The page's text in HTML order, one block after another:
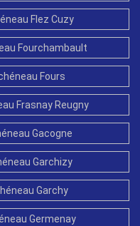
Flez Cuzy
Fourchambault
Fours
Frasnay Reugny
Gacogne
Garchizy
Garchy
Germenay